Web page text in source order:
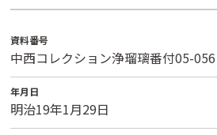
資料番号
中西コレクション浄瑠璃番付05-056
年月日
明治19年1月29日